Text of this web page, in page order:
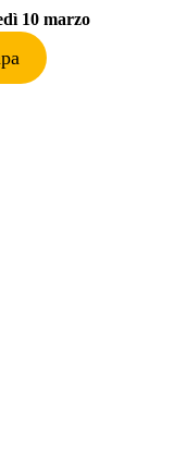
10 marzo